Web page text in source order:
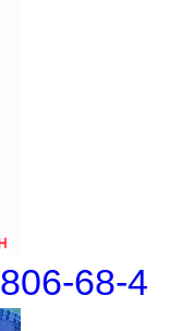
68-4